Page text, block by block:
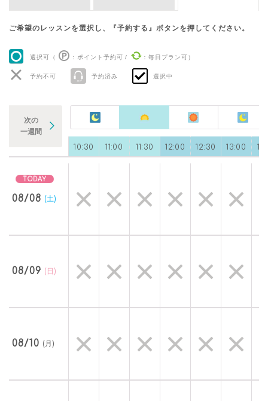
ご希望のレッスンを選択し、『予約する』ボタンを押してください。
選択可（ ：ポイント予約可 / ：毎日プラン可）
予約不可 予約済み 選択中
次の
一週間
10:30 11:00 11:30 12:00 12:30 13:00
08/08 (土)
08/09 (日)
08/10 (月)